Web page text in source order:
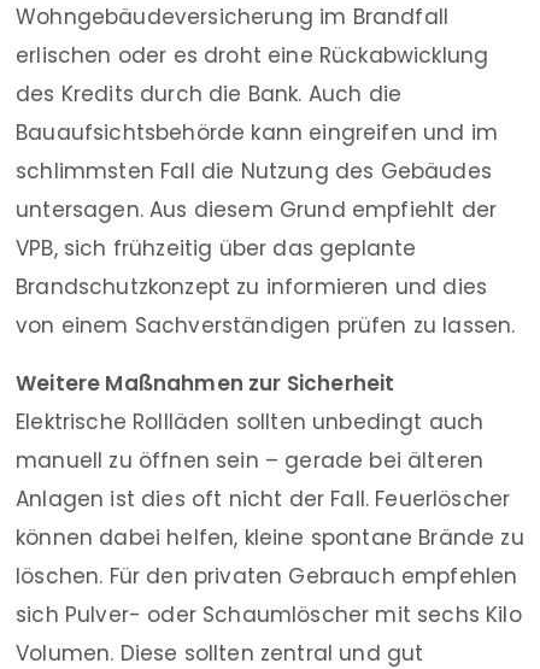
Wohngebäudeversicherung im Brandfall
erlischen oder es droht eine Rückabwicklung
des Kredits durch die Bank. Auch die
Bauaufsichtsbehörde kann eingreifen und im
schlimmsten Fall die Nutzung des Gebäudes
untersagen. Aus diesem Grund empfiehlt der
VPB, sich frühzeitig über das geplante
Brandschutzkonzept zu informieren und dies
von einem Sachverständigen prüfen zu lassen.
Weitere Maßnahmen zur Sicherheit
Elektrische Rollläden sollten unbedingt auch
manuell zu öffnen sein – gerade bei älteren
Anlagen ist dies oft nicht der Fall. Feuerlöscher
können dabei helfen, kleine spontane Brände zu
löschen. Für den privaten Gebrauch empfehlen
sich Pulver- oder Schaumlöscher mit sechs Kilo
Volumen. Diese sollten zentral und gut